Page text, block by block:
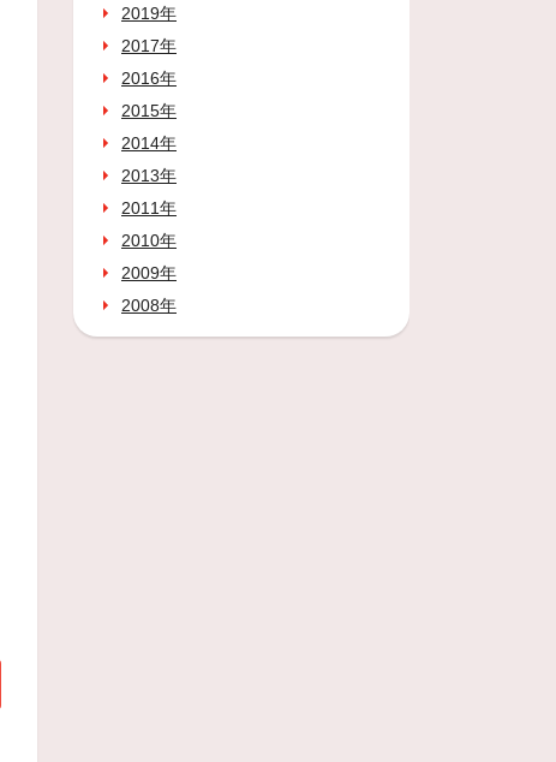
2019年
2017年
2016年
2015年
2014年
2013年
2011年
2010年
2009年
2008年